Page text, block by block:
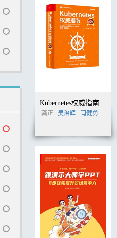
Kubernetes权威指南：从Docker到Kubernetes实践全接触（第5版）
龚正 吴治辉 闫健勇 (作者)